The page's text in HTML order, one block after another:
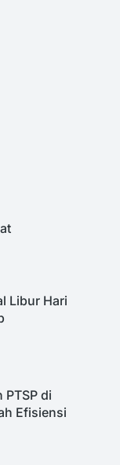
Libur Hari
PTSP di
Efisiensi